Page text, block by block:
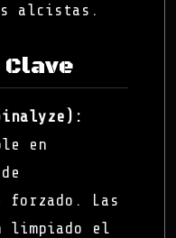
alcistas.
en
forzado. Las
limpiado el